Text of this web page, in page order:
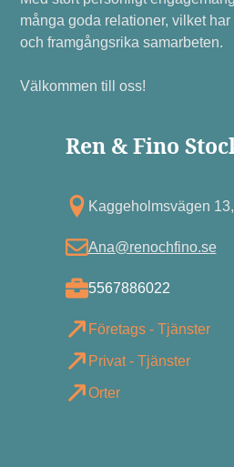
många goda relationer, vilket
och framgångsrika samarbeten.
Välkommen till oss!
Ren & Fino
Kagg eholmsvägen
Ana@renochfino.se
5567886022
Företags - Tjänster
Privat - Tjänster
Orter